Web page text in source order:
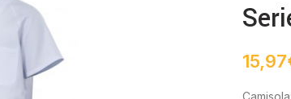
15,97
Camisola: